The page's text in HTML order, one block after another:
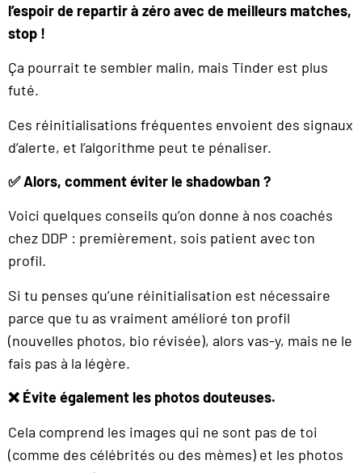
l’espoir de repartir à zéro avec de meilleurs matches,
stop !
Ça pourrait te sembler malin, mais Tinder est plus
futé.
Ces réinitialisations fréquentes envoient des signaux
d’alerte, et l’algorithme peut te pénaliser.
✅ Alors, comment éviter le shadowban ?
Voici quelques conseils qu’on donne à nos coachés
chez DDP : premièrement, sois patient avec ton
profil.
Si tu penses qu’une réinitialisation est nécessaire
parce que tu as vraiment amélioré ton profil
(nouvelles photos, bio révisée), alors vas-y, mais ne le
fais pas à la légère.
❌ Évite également les photos douteuses.
Cela comprend les images qui ne sont pas de toi
(comme des célébrités ou des mèmes) et les photos